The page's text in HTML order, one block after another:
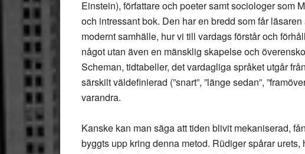
Einstein), författare och poeter samt sociologer som
och intressant bok. Den har en bredd som får
modernt samhälle, hur vi till vardags förstår och
något utan även en mänsklig skapelse och
Scheman, tidtabeller, det vardagliga språket utgår
särskilt väldefinierad (”snart”, ”länge sedan”,
varandra.
Kanske kan man säga att tiden blivit mekaniserad,
byggts upp kring denna metod. Rüdiger spårar